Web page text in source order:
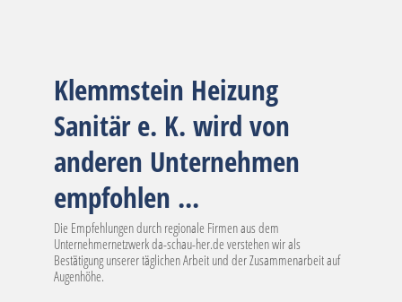
Klemmstein Heizung
Sanitär e. K. wird von
anderen Unternehmen
empfohlen ...
Die Empfehlungen durch regionale Firmen aus dem
Unternehmernetzwerk da-schau-her.de verstehen wir als
Bestätigung unserer täglichen Arbeit und der Zusammenarbeit auf
Augenhöhe.